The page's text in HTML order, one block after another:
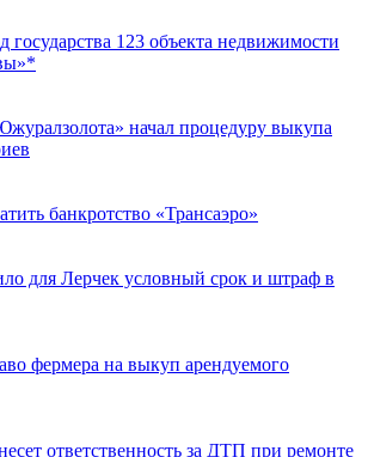
государства 123 объекта недвижимости
начал процедуру выкупа
банкротство «Трансаэро»
для Лерчек условный срок и штраф в
фермера на выкуп арендуемого
ответственность за ДТП при ремонте